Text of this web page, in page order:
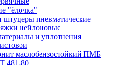
"ёлочка"
пневматические
нейлоновые
и уплотнения
маслобензостойкий ПМБ
481-80